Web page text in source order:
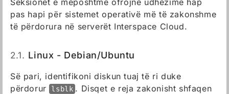
pas hapi për sistemet operativë më të zakonshme
të përdorura në serverët Interspace Cloud.
2.1. Linux - Debian/Ubuntu
Së pari, identifikoni diskun tuaj të ri duke
përdorur lsblk . Disqet e reja zakonisht shfaqen